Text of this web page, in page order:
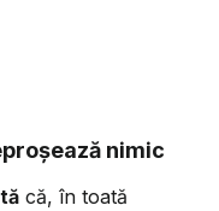
nimic
că, în toată